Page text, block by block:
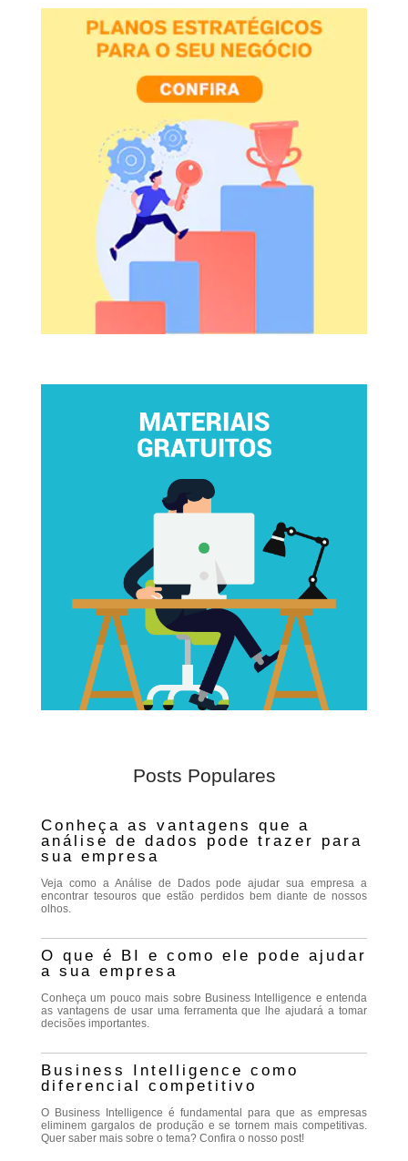
Posts Populares
Conheça as vantagens que a
análise de dados pode trazer para
sua empresa
Veja como a Análise de Dados pode ajudar sua empresa a
encontrar tesouros que estão perdidos bem diante de nossos
olhos.
O que é BI e como ele pode ajudar
a sua empresa
Conheça um pouco mais sobre Business Intelligence e entenda
as vantagens de usar uma ferramenta que lhe ajudará a tomar
decisões importantes.
Business Intelligence como
diferencial competitivo
O Business Intelligence é fundamental para que as empresas
eliminem gargalos de produção e se tornem mais competitivas.
Quer saber mais sobre o tema? Confira o nosso post!